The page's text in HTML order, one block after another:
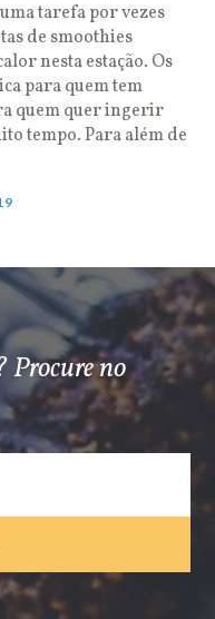
tarefa por vezes
de smoothies
nesta estação. Os
para quem tem
quem quer ingerir
tempo. Para além de
Procure no